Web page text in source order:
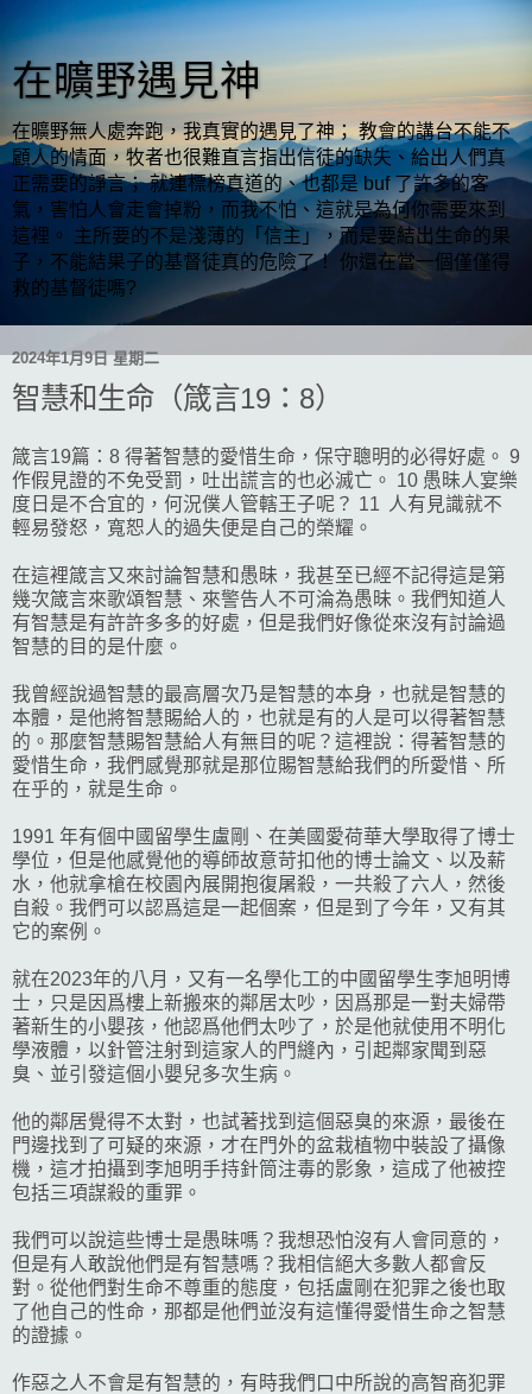
在曠野遇見神
在曠野無人處奔跑，我真實的遇見了神； 教會的講台不能不
顧人的情面，牧者也很難直言指出信徒的缺失、給出人們真
正需要的諍言； 就連標榜真道的、也都是 buf 了許多的客
氣，害怕人會走會掉粉，而我不怕、這就是為何你需要來到
這裡。 主所要的不是淺薄的「信主」，而是要結出生命的果
子，不能結果子的基督徒真的危險了！ 你還在當一個僅僅得
救的基督徒嗎?
2024年1月9日 星期二
智慧和生命（箴言19：8）
箴言19篇：8 得著智慧的愛惜生命，保守聰明的必得好處。 9
作假見證的不免受罰，吐出謊言的也必滅亡。 10 愚昧人宴樂
度日是不合宜的，何況僕人管轄王子呢？ 11 人有見識就不
輕易發怒，寬恕人的過失便是自己的榮耀。
在這裡箴言又來討論智慧和愚昧，我甚至已經不記得這是第
幾次箴言來歌頌智慧、來警告人不可淪為愚昧。我們知道人
有智慧是有許許多多的好處，但是我們好像從來沒有討論過
智慧的目的是什麼。
我曾經說過智慧的最高層次乃是智慧的本身，也就是智慧的
本體，是他將智慧賜給人的，也就是有的人是可以得著智慧
的。那麼智慧賜智慧給人有無目的呢？這裡說：得著智慧的
愛惜生命，我們感覺那就是那位賜智慧給我們的所愛惜、所
在乎的，就是生命。
1991 年有個中國留學生盧剛、在美國愛荷華大學取得了博士
學位，但是他感覺他的導師故意苛扣他的博士論文、以及薪
水，他就拿槍在校園內展開抱復屠殺，一共殺了六人，然後
自殺。我們可以認爲這是一起個案，但是到了今年，又有其
它的案例。
就在2023年的八月，又有一名學化工的中國留學生李旭明博
士，只是因爲樓上新搬來的鄰居太吵，因爲那是一對夫婦帶
著新生的小嬰孩，他認爲他們太吵了，於是他就使用不明化
學液體，以針管注射到這家人的門縫內，引起鄰家聞到惡
臭、並引發這個小嬰兒多次生病。
他的鄰居覺得不太對，也試著找到這個惡臭的來源，最後在
門邊找到了可疑的來源，才在門外的盆栽植物中裝設了攝像
機，這才拍攝到李旭明手持針筒注毒的影象，這成了他被控
包括三項謀殺的重罪。
我們可以說這些博士是愚昧嗎？我想恐怕沒有人會同意的，
但是有人敢說他們是有智慧嗎？我相信絕大多數人都會反
對。從他們對生命不尊重的態度，包括盧剛在犯罪之後也取
了他自己的性命，那都是他們並沒有這懂得愛惜生命之智慧
的證據。
作惡之人不會是有智慧的，有時我們口中所說的高智商犯罪